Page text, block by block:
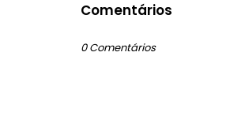
Comentários
0 Comentários